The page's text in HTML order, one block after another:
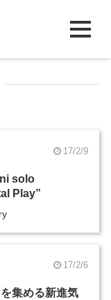
17/2/9
solo
Play”
17/2/6
集める新進気